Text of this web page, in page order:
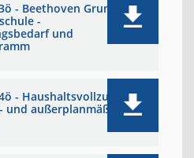
- Beethoven Grund-
-
und
- Haushaltsvollzug
und außerplanmäßige